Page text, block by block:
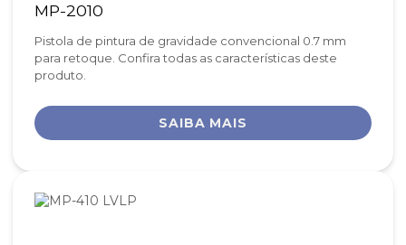
MP-2010
Pistola de pintura de gravidade convencional 0.7 mm
para retoque. Confira todas as características deste
produto.
SAIBA MAIS